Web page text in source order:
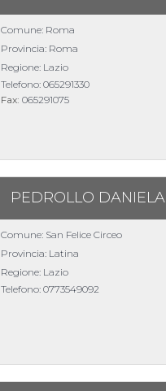
Comune: Roma
Provincia: Roma
Regione: Lazio
Telefono: 065291330
Fax: 065291075
PEDROLLO DANIELA
Comune: San Felice Circeo
Provincia: Latina
Regione: Lazio
Telefono: 0773549092